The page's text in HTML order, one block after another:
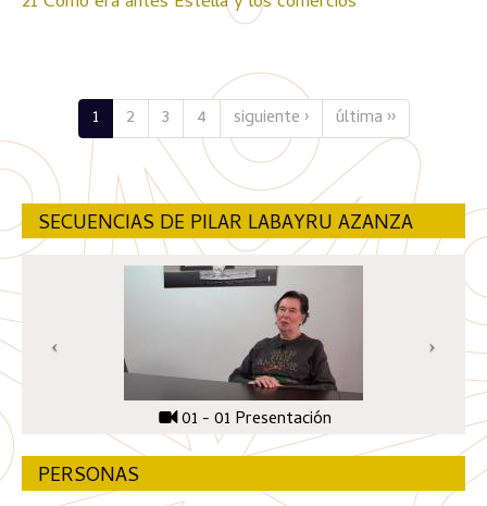
1 2 3 4 siguiente › última ››
SECUENCIAS DE PILAR LABAYRU AZANZA
01 - 01 Presentación
PERSONAS